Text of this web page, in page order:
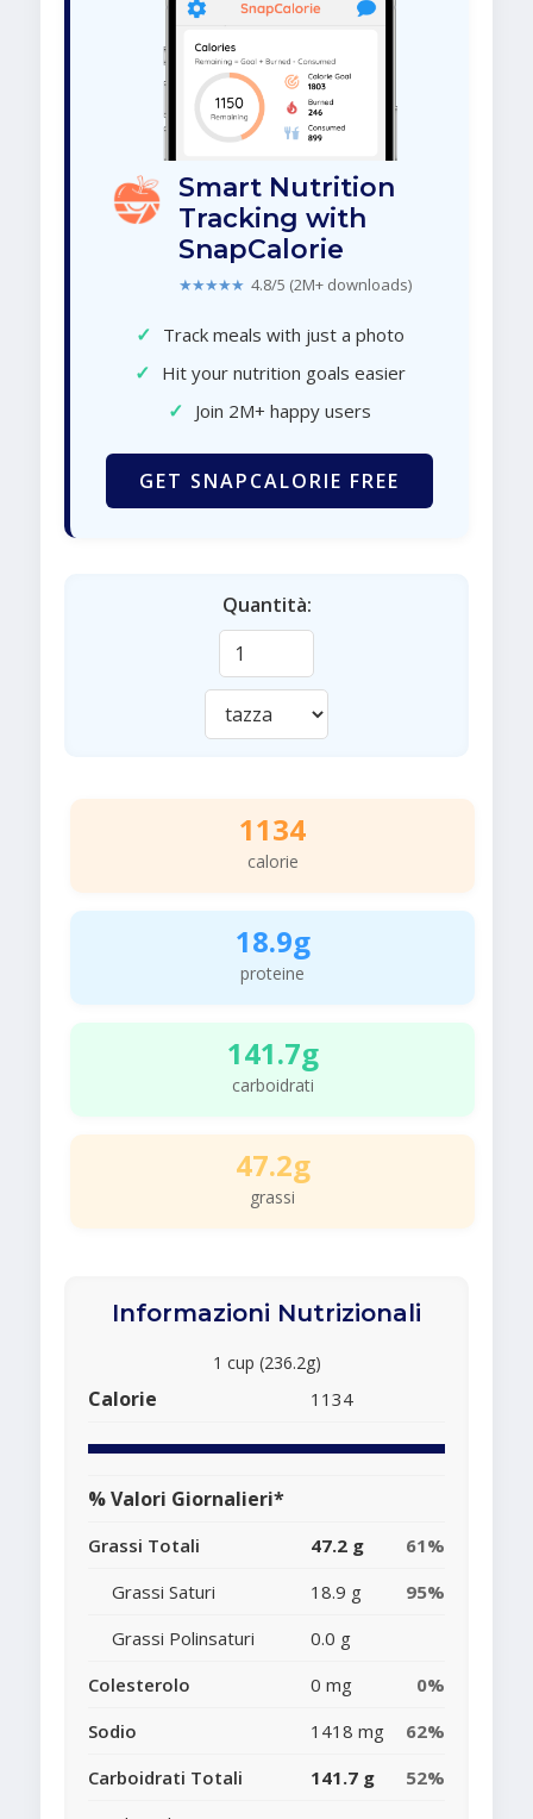
Smart Nutrition
Tracking with
SnapCalorie
★★★★★ 4.8/5 (2M+ downloads)
✓ Track meals with just a photo
✓ Hit your nutrition goals easier
✓ Join 2M+ happy users
GET SNAPCALORIE FREE
Quantità:
1134
calorie
18.9g
proteine
141.7g
carboidrati
47.2g
grassi
Informazioni Nutrizionali
1 cup (236.2g)
Calorie 1134
% Valori Giornalieri*
Grassi Totali 47.2 g
61%
Grassi Saturi
18.9 g
95%
Grassi Polinsaturi
0.0 g
Colesterolo
0 mg
0%
Sodio
1418 mg
62%
Carboidrati Totali
141.7 g
52%